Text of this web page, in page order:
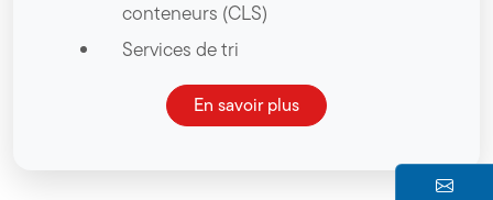
conteneurs (CLS)
Services de tri
En savoir plus